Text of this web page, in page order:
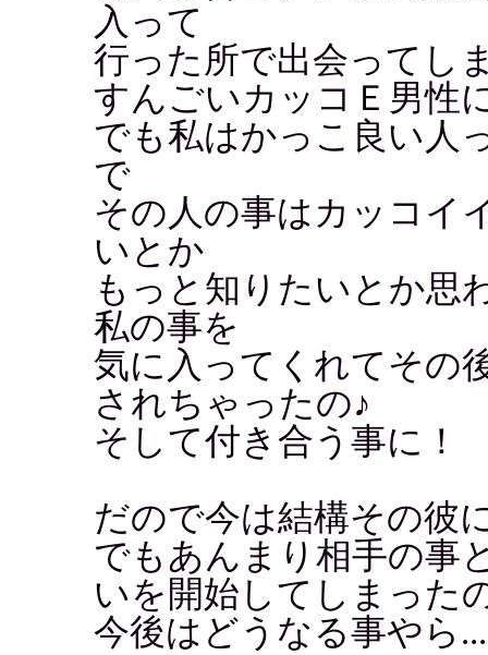
入って
行った所で出会ってし
すんごいカッコＥ男性
でも私はかっこ良い人
で
その人の事はカッコイ
いとか
もっと知りたいとか思
私の事を
気に入ってくれてその
されちゃったの♪
そして付き合う事に！
だので今は結構その彼
でもあんまり相手の事
いを開始してしまった
今後はどうなる事やら